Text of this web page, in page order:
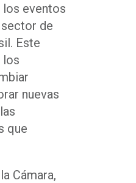
eventos
de
Este
los
nuevas
que
Cámara,